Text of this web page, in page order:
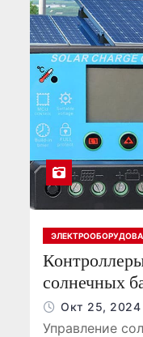
солнечных
Окт 25, 2024
Управление